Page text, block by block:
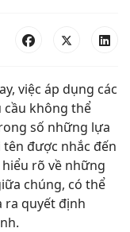
việc áp dụng các
cầu không thể
số những lựa
tên được nhắc đến
rõ về những
chúng, có thể
ra quyết định